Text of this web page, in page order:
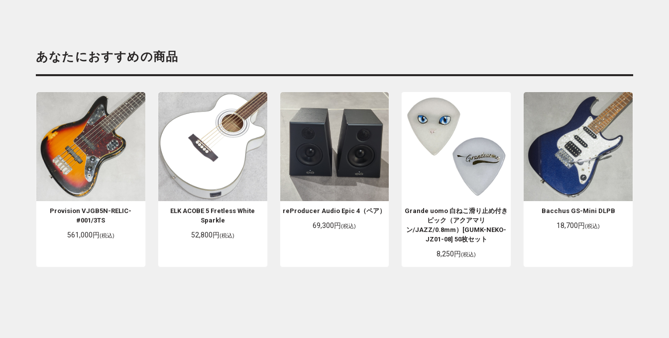
あなたにおすすめの商品
ProvisionVJGB5N-RELIC-
#001/3TS
561,000円(税込)
ELK ACOBE 5 Fretless White
Sparkle
52,800円(税込)
reProducer Audio Epic 4（ペア）
69,300円(税込)
Grande uomo 白ねこ滑り止め付き
ピック（アクアマリ
ン/JAZZ/0.8mm）[GUMK-NEKO-
JZ01-08] 50枚セット
8,250円(税込)
Bacchus GS-Mini DLPB
18,700円(税込)